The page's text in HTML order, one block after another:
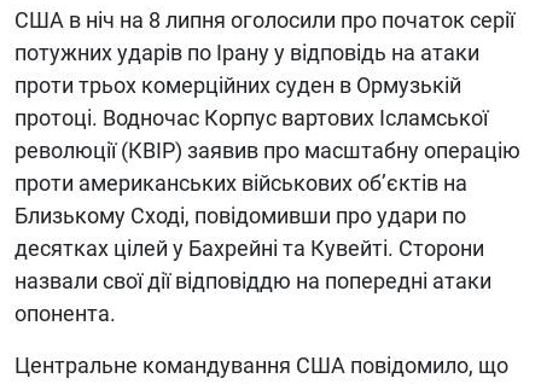
США в ніч на 8 липня оголосили про початок серії
потужних ударів по Ірану у відповідь на атаки
проти трьох комерційних суден в Ормузькій
протоці. Водночас Корпус вартових Ісламської
революції (КВІР) заявив про масштабну операцію
проти американських військових об’єктів на
Близькому Сході, повідомивши про удари по
десятках цілей у Бахрейні та Кувейті. Сторони
назвали свої дії відповіддю на попередні атаки
опонента.
Центральне командування США повідомило, що